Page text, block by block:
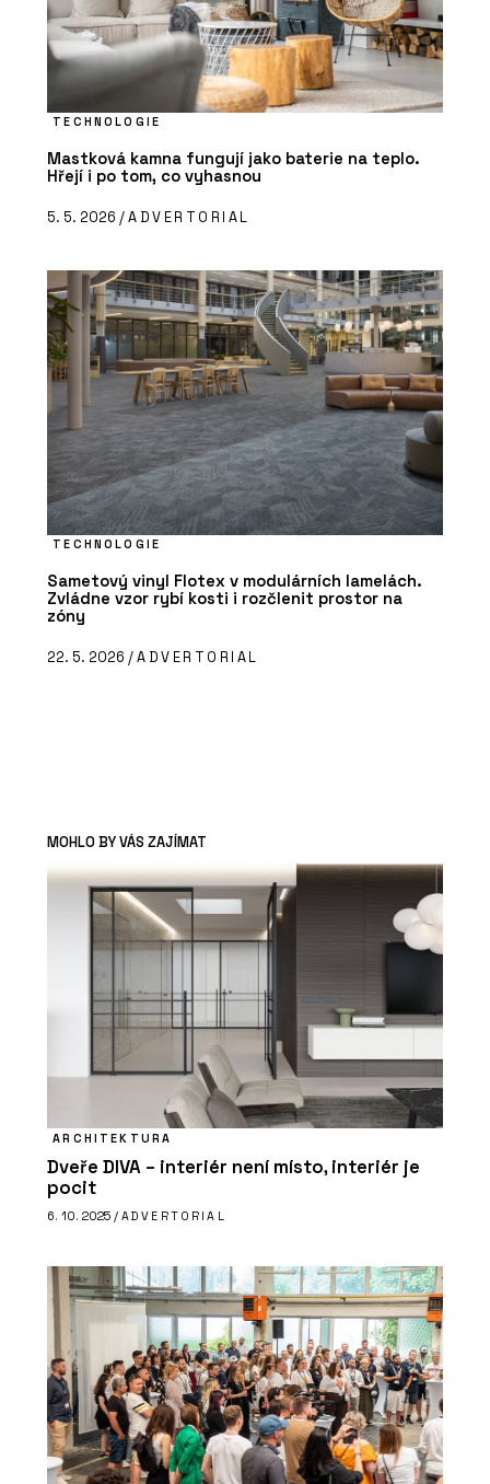
TECHNOLOGIE
Mastková kamna fungují jako baterie na teplo.
Hřejí i po tom, co vyhasnou
5. 5. 2026 /ADVERTORIAL
TECHNOLOGIE
Sametový vinyl Flotex v modulárních lamelách.
Zvládne vzor rybí kosti i rozčlenit prostor na
zóny
22. 5. 2026 /ADVERTORIAL
MOHLO BY VÁS ZAJÍMAT
ARCHITEKTURA
Dveře DIVA – interiér není místo, interiér je
pocit
6. 10. 2025 / ADVERTORIAL